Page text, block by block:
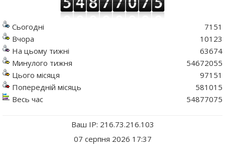
Сьогодні
Вчора
На цьому тижні
Минулого тижня
Цього місяця
Попередній місяць
Весь час
7151
10123
63674
54672055
97151
581015
54877075
Ваш IP: 216.73.216.103
07 серпня 2026 17:37